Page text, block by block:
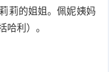
莉的姐姐。佩妮姨妈
哈利）。